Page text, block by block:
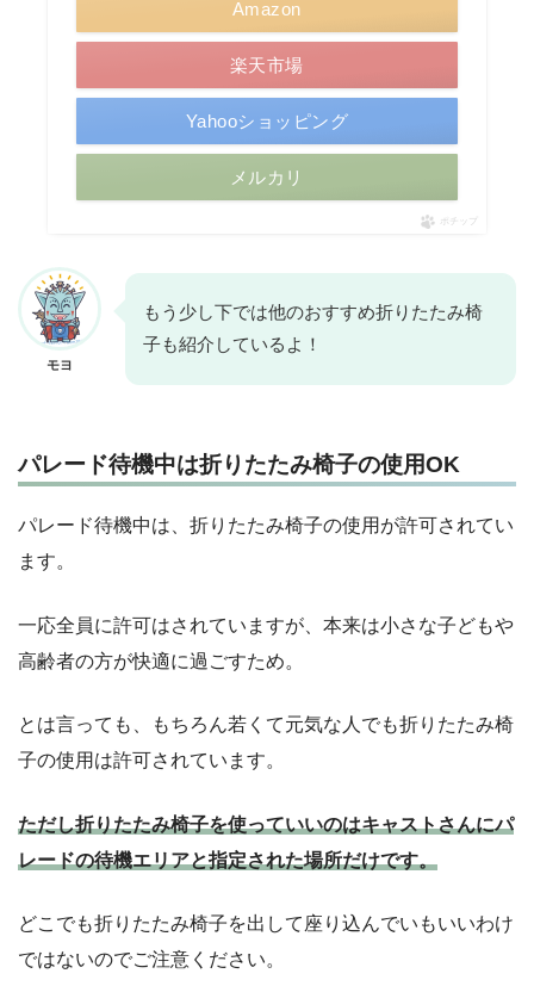
Amazon
楽天市場
Yahooショッピング
メルカリ
ポチップ
モヨ
もう少し下では他のおすすめ折りたたみ椅
子も紹介しているよ！
パレード待機中は折りたたみ椅子の使用OK
パレード待機中は、折りたたみ椅子の使用が許可されてい
ます。
一応全員に許可はされていますが、本来は小さな子どもや
高齢者の方が快適に過ごすため。
とは言っても、もちろん若くて元気な人でも折りたたみ椅
子の使用は許可されています。
ただし折りたたみ椅子を使っていいのはキャストさんにパ
レードの待機エリアと指定された場所だけです。
どこでも折りたたみ椅子を出して座り込んでいもいいわけ
ではないのでご注意ください。